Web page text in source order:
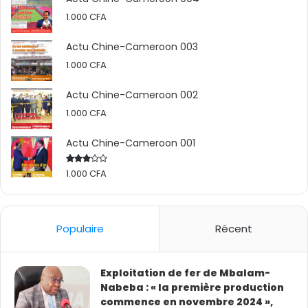
Une visite tumultueuse
dignement. Les populations des quartiers Mfeu I,
Mzeumla, Likong, Minjouh, Mimpeuh et Tchuafi du
1.000 CFA
Actu Chine-Cameroon 003
1.000 CFA
Actu Chine-Cameroon 002
1.000 CFA
Actu Chine-Cameroon 001
Rated
1.000 CFA
Populaire Récent
Exploitation de fer de Mbalam-
Nabeba : « la première production
commence en novembre 2024 »,